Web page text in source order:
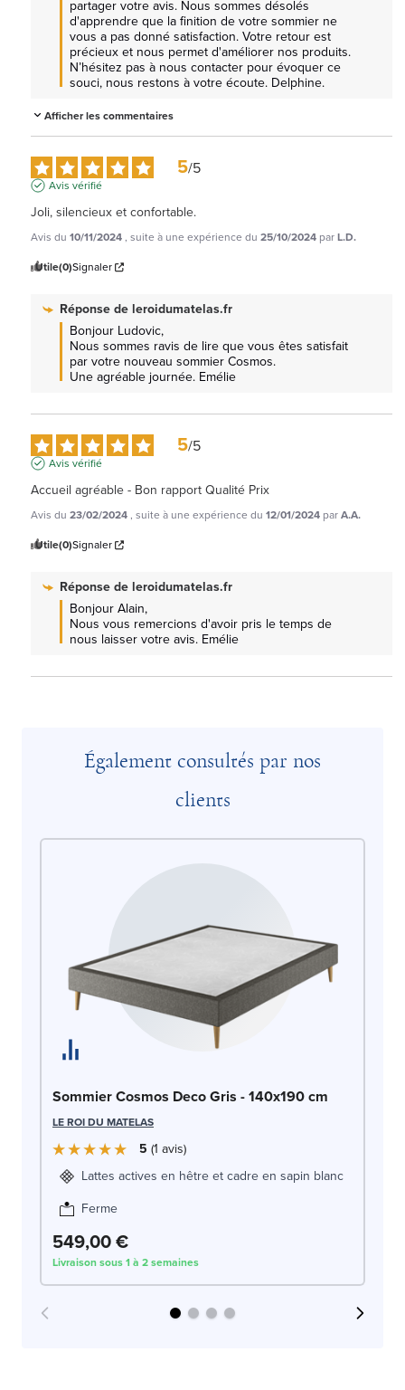
partager votre avis. Nous sommes désolés
d'apprendre que la finition de votre sommier ne
vous a pas donné satisfaction. Votre retour est
précieux et nous permet d'améliorer nos produits.
N’hésitez pas à nous contacter pour évoquer ce
souci, nous restons à votre écoute. Delphine.
Afficher les commentaires
5/5
Avis vérifié
Joli, silencieux et confortable.
Avis du 10/11/2024, suite à une expérience du 25/10/2024 parL.D.
Utile(0)Signaler
Réponse deleroidumatelas.fr
Bonjour Ludovic,
Nous sommes ravis de lire que vous êtes satisfait
par votre nouveau sommier Cosmos.
Une agréable journée. Emélie
5/5
Avis vérifié
Accueil agréable - Bon rapport Qualité Prix
Avis du 23/02/2024, suite à une expérience du 12/01/2024 parA.A.
Utile(0)Signaler
Réponse deleroidumatelas.fr
Bonjour Alain,
Nous vous remercions d'avoir pris le temps de
nous laisser votre avis. Emélie
Également consultés par nos
clients
Sommier Cosmos Deco Gris - 140x190 cm
LE ROI DU MATELAS
5 1 avis
Lattes actives en hêtre et cadre en sapin blanc
Ferme
549,00 €
Livraison sous 1 à 2 semaines